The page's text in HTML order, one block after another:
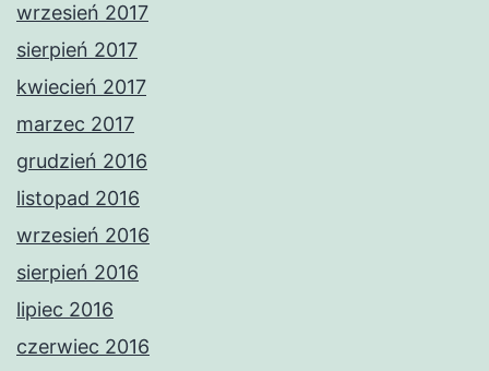
wrzesień 2017
sierpień 2017
kwiecień 2017
marzec 2017
grudzień 2016
listopad 2016
wrzesień 2016
sierpień 2016
lipiec 2016
czerwiec 2016